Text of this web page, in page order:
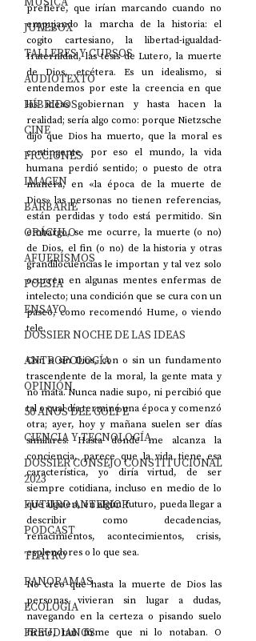
JUKEBOX
TALLERES Y CURSOS
AUDIOTEXTO
HÍBRIDOS
CINE
FICCIONES
IMAGEN
BARBARIE
ORÁCULO
AFUERISMOS
POESÍA
ENSAYO
DOSSIER NOCHE DE LAS IDEAS
ANTROPOLOGÍA
OPINIÓN
50 AÑOS DEL GOLPE
CIENCIA Y TECNOLOGÍA
DOSSIER CONSEJO CONSTITUCIONAL
2023
FUTURO ANTERIOR
PODCAST
TEATRO
PANORAMAS
ECOLOGÍA
FREUDIANOS
prefiere, que irían marcando cuando no
empujando la marcha de la historia: el
cogito cartesiano, la libertad-igualdad-
fraternidad, las tesis de Lutero, la muerte
de Dios, etcétera. Es un idealismo, si
entendemos por este la creencia en que
las ideas gobiernan y hasta hacen la
realidad; sería algo como: porque Nietzsche
dijo que Dios ha muerto, que la moral es
contingente, por eso el mundo, la vida
humana perdió sentido; o puesto de otra
manera, en «la época de la muerte de
Dios» las personas no tienen referencias,
están perdidas y todo está permitido. Sin
embargo, se me ocurre, la muerte (o no)
de Dios, el fin (o no) de la historia y otras
grandilocuencias le importan y tal vez solo
ocurren en algunas mentes enfermas de
intelecto; una condición que se cura con un
paseo, como recomendó Hume, o viendo
tele.
Con o sin Dios, con o sin un fundamento
trascendente de la moral, la gente mata y
no mata. Nunca nadie supo, ni percibió que
tal o cual día terminó una época y comenzó
otra; ayer, hoy y mañana suelen ser días
similares. Hasta donde me alcanza la
conciencia, parece que la vida tiene esa
característica, yo diría virtud, de ser
siempre cotidiana, incluso en medio de lo
que alguien, en algún futuro, pueda llegar a
describir como decadencias,
renacimientos, acontecimientos, crisis,
esplendores o lo que sea.
No creo que hasta la muerte de Dios las
personas vivieran sin lugar a dudas,
navegando en la certeza o pisando suelo
firme, tan firme que ni lo notaban. O